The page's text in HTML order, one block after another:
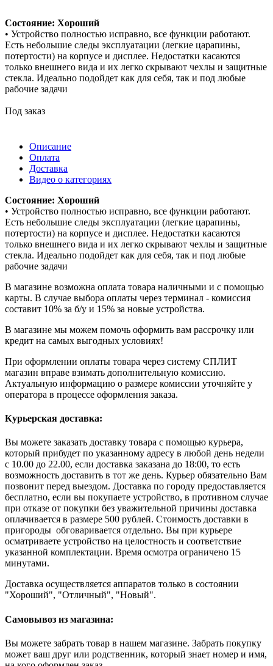
Состояние: Хороший
• Устройство полностью исправно, все функции работают.
Есть небольшие следы эксплуатации (легкие царапины,
потертости) на корпусе и дисплее. Недостатки касаются
только внешнего вида и их легко скрывают чехлы и защитные
стекла. Идеально подойдет как для себя, так и под любые
рабочие задачи
Под заказ
Описание
Оплата
Доставка
Видео о категориях
Состояние: Хороший
• Устройство полностью исправно, все функции работают.
Есть небольшие следы эксплуатации (легкие царапины,
потертости) на корпусе и дисплее. Недостатки касаются
только внешнего вида и их легко скрывают чехлы и защитные
стекла. Идеально подойдет как для себя, так и под любые
рабочие задачи
В магазине возможна оплата товара наличными и с помощью
карты. В случае выбора оплаты через терминал - комиссия
составит 10% за б/у и 15% за новые устройства.
В магазине мы можем помочь оформить вам рассрочку или
кредит на самых выгодных условиях!
При оформлении оплаты товара через систему СПЛИТ
магазин вправе взимать дополнительную комиссию.
Актуальную информацию о размере комиссии уточняйте у
оператора в процессе оформления заказа.
Курьерская доставка:
Вы можете заказать доставку товара с помощью курьера,
который прибудет по указанному адресу в любой день недели
с 10.00 до 22.00, если доставка заказана до 18:00, то есть
возможность доставить в тот же день. Курьер обязательно Вам
позвонит перед выездом. Доставка по городу предоставляется
бесплатно, если вы покупаете устройство, в противном случае
при отказе от покупки без уважительной причины доставка
оплачивается в размере 500 рублей. Стоимость доставки в
пригороды обговаривается отдельно. Вы при курьере
осматриваете устройство на целостность и соответствие
указанной комплектации. Время осмотра ограничено 15
минутами.
Доставка осуществляется аппаратов только в состоянии
"Хороший", "Отличный", "Новый".
Самовывоз из магазина:
Вы можете забрать товар в нашем магазине. Забрать покупку
может ваш друг или родственник, который знает номер и имя,